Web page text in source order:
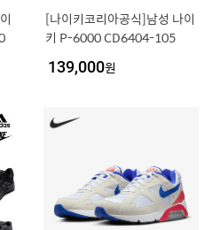
[나이키코리아공식]남성 나이
키 P-6000 CD6404-105
139,000원